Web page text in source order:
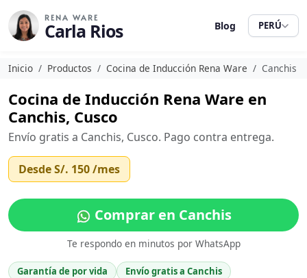
RENA WARE
Carla Rios Blog PERÚ
Inicio Productos Cocina de Inducción Rena Ware Canchis
Cocina de Inducción Rena Ware en
Canchis, Cusco
Envío gratis a Canchis, Cusco. Pago contra entrega.
DesdeS/. 150/mes
Comprar en Canchis
Te respondo en minutos por WhatsApp
Garantía de por vida
Envío gratis a Canchis